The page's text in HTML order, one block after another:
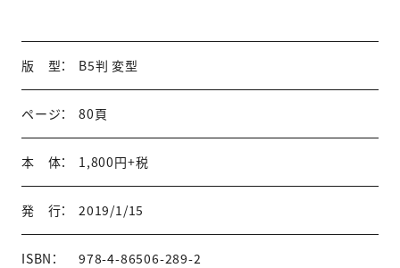
版 型： B5判 変型
ページ： 80頁
本 体： 1,800円+税
発 行： 2019/1/15
ISBN： 978-4-86506-289-2